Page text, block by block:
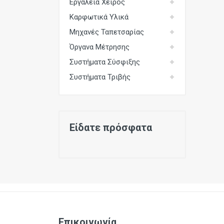
Εργαλεία Χειρός
Καρφωτικά Υλικά
Μηχανές Ταπετσαρίας
Όργανα Μέτρησης
Συστήματα Σύσφιξης
Συστήματα Τριβής
Είδατε πρόσφατα